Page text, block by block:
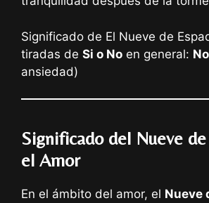
Significado de El Nueve de
tiradas de Si o No en general: No
ansiedad)
Significado del Nueve de
el Amor
En el ámbito del amor, el Nueve